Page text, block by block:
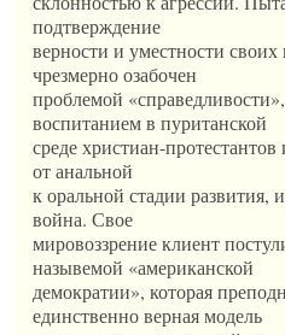
подтверждение
верности и уместности
чрезмерно озабочен
проблемой
воспитанием в пуританской
среде христиан-
от анальной
к оральной стадии развития,
война. Свое
мировоззрение клиент
назывемой «американской
демократии», которая
единственно верная модель